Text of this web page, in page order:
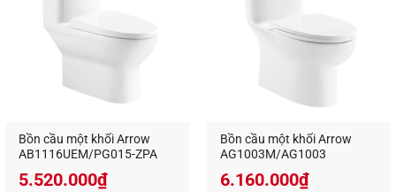
Bồn cầu một khối Arrow
AB1116UEM/PG015-ZPA
5.520.000₫
Bồn cầu một khối Arrow
AG1003M/AG1003
6.160.000₫